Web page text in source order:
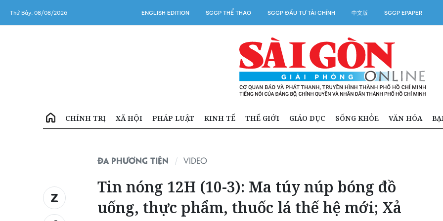
Thứ Bảy, 08/08/2026 ENGLISH EDITION SGGP THỂ THAO SGGP ĐẦU TƯ TÀI CHÍNH 中文版 SGGP EPAPER
CHÍNH TRỊ XÃ HỘI PHÁP LUẬT KINH TẾ THẾ GIỚI GIÁO DỤC SỐNG KHỎE VĂN HÓA
ĐA PHƯƠNG TIỆN VIDEO
Tin nóng 12H (10-3): Ma túy núp bóng đồ
uống, thực phẩm, thuốc lá thế hệ mới; Xả